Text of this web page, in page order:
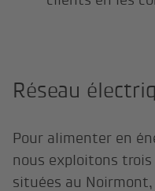
Réseau
Pour alimenter en
nous exploitons
situées au